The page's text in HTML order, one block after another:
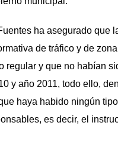
ha asegurado que
de tráfico y de
regular y que no habían
y año 2011, todo ello,
haya habido ningún
es decir, el